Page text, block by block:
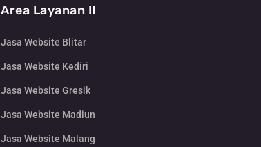
Area Layanan II
Jasa Website Blitar
Jasa Website Kediri
Jasa Website Gresik
Jasa Website Madiun
Jasa Website Malang